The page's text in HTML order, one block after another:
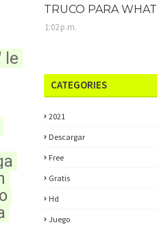
le
TRUCO PARA
1:02 p.m.
CATEGORIES
2021
Descargar
Free
Gratis
Hd
Juego